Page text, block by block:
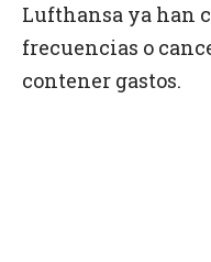
Lufthansa ya han
frecuencias o
contener gastos.